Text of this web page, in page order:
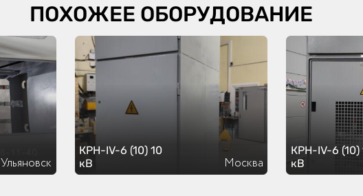
ПОХОЖЕЕ ОБОРУДОВАНИЕ
Ульяновск
КРН-IV-6 (10) 10
кВ
Москва
КРН-IV-6 (10)
кВ